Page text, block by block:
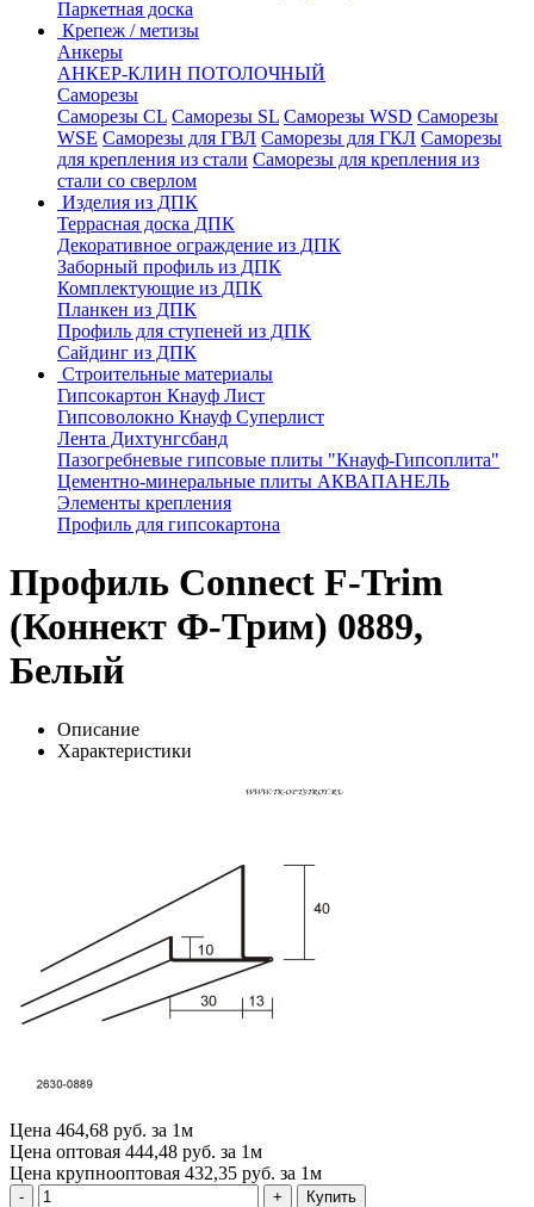
Паркетная доска
Крепеж / метизы
Анкеры
АНКЕР-КЛИН ПОТОЛОЧНЫЙ
Саморезы
Саморезы CL Саморезы SL Саморезы WSD Саморезы
WSE Саморезы для ГВЛ Саморезы для ГКЛ Саморезы
для крепления из стали Саморезы для крепления из
стали со сверлом
Изделия из ДПК
Террасная доска ДПК
Декоративное ограждение из ДПК
Заборный профиль из ДПК
Комплектующие из ДПК
Планкен из ДПК
Профиль для ступеней из ДПК
Сайдинг из ДПК
Строительные материалы
Гипсокартон Кнауф Лист
Гипсоволокно Кнауф Суперлист
Лента Дихтунгсбанд
Пазогребневые гипсовые плиты "Кнауф-Гипсоплита"
Цементно-минеральные плиты АКВАПАНЕЛЬ
Элементы крепления
Профиль для гипсокартона
Профиль Connect F-Trim
(Коннект Ф-Трим) 0889,
Белый
Описание
Характеристики
Цена 464,68 руб. за 1м
Цена оптовая 444,48 руб. за 1м
Цена крупнооптовая 432,35 руб. за 1м
Купить